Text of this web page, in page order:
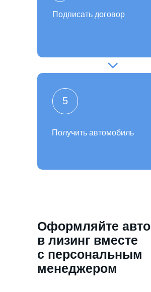
Получить автомобиль
5
Подписать договор
Оформляйте авто
в лизинг вместе
с персональным
менеджером